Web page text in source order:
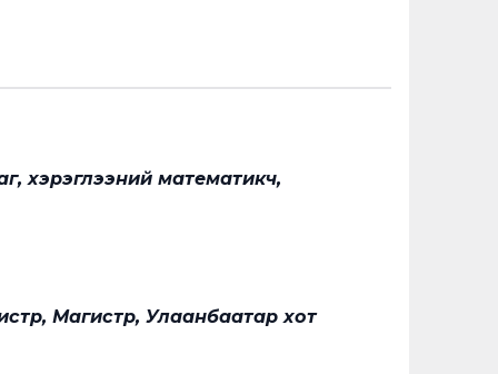
хэрэглээний математикч,
Магистр, Улаанбаатар хот